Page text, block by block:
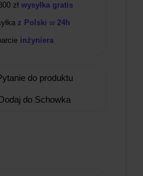
złwysyłka gratis
z Polskiw24h
inżyniera
do produktu
do Schowka